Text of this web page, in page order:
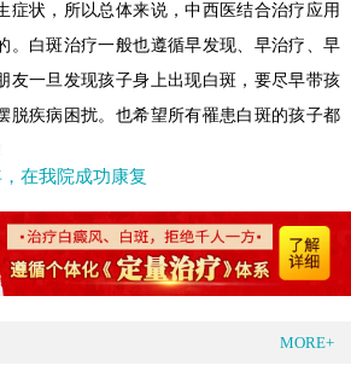
症状，所以总体来说，中西医结合治疗应用
。白斑治疗一般也遵循早发现、早治疗、早
友一旦发现孩子身上出现白斑，要尽早带孩
脱疾病困扰。也希望所有罹患白斑的孩子都
在我院成功康复
MORE+